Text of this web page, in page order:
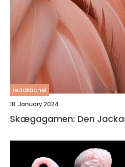
redaktionel
18. January 2024
Skægagamen: Den